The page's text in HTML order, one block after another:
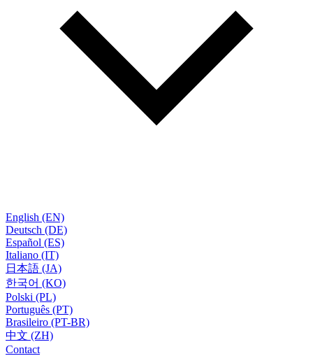
English (EN)
Deutsch (DE)
Español (ES)
Italiano (IT)
日本語 (JA)
한국어 (KO)
Polski (PL)
Português (PT)
Brasileiro (PT-BR)
中文 (ZH)
Contact